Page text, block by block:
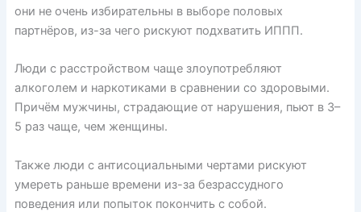
они не очень избирательны в выборе половых
партнёров, из-за чего рискуют подхватить ИППП.
Люди с расстройством чаще злоупотребляют
алкоголем и наркотиками в сравнении со здоровыми.
Причём мужчины, страдающие от нарушения, пьют в 3–
5 раз чаще, чем женщины.
Также люди с антисоциальными чертами рискуют
умереть раньше времени из-за безрассудного
поведения или попыток покончить с собой.